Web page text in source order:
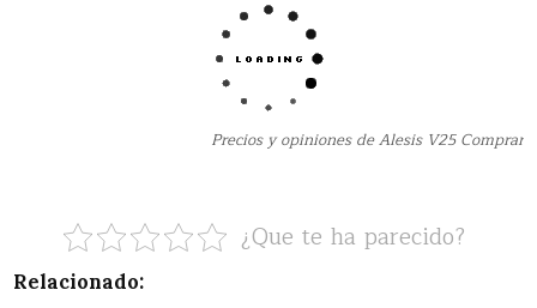
Precios y opiniones de Alesis V25 Comprar
¿Que te ha parecido?
Relacionado: